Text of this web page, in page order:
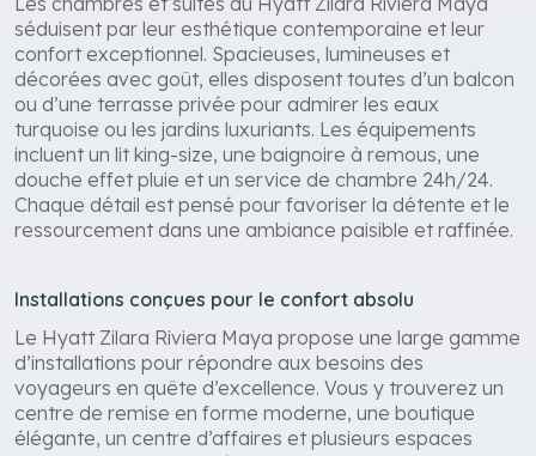
Les chambres et suites du Hyatt Zilara Riviera Maya
séduisent par leur esthétique contemporaine et leur
confort exceptionnel. Spacieuses, lumineuses et
décorées avec goût, elles disposent toutes d’un balcon
ou d’une terrasse privée pour admirer les eaux
turquoise ou les jardins luxuriants. Les équipements
incluent un lit king-size, une baignoire à remous, une
douche effet pluie et un service de chambre 24h/24.
Chaque détail est pensé pour favoriser la détente et le
ressourcement dans une ambiance paisible et raffinée.
Installations conçues pour le confort absolu
Le Hyatt Zilara Riviera Maya propose une large gamme
d’installations pour répondre aux besoins des
voyageurs en quête d’excellence. Vous y trouverez un
centre de remise en forme moderne, une boutique
élégante, un centre d’affaires et plusieurs espaces